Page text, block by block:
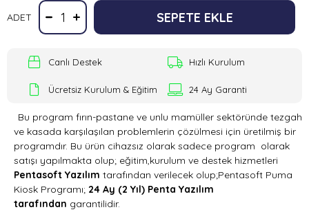
ADET
Canlı Destek Hızlı Kurulum
Ücretsiz Kurulum & Eğitim 24 Ay Garanti
Bu program fırın-pastane ve unlu mamüller sektöründe tezgah
ve kasada karşılaşılan problemlerin çözülmesi için üretilmiş bir
programdır. Bu ürün cihazsız olarak sadece program olarak
satışı yapılmakta olup; eğitim,kurulum ve destek hizmetleri
Pentasoft Yazılım tarafından verilecek olup;Pentasoft Puma
Kiosk Programı; 24 Ay (2 Yıl) Penta Yazılım
tarafından garantilidir.